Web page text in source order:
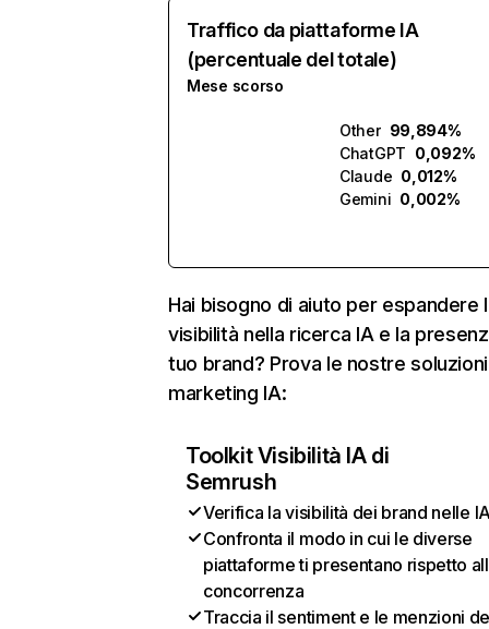
Traffico da piattaforme IA
(percentuale del totale)
Mese scorso
Other 99,894%
ChatGPT 0,092%
Claude 0,012%
Gemini 0,002%
Hai bisogno di aiuto per espandere
visibilità nella ricerca IA e la
tuo brand? Prova le nostre
marketing IA:
Toolkit Visibilità IA di
Semrush
Verifica la visibilità dei brand nelle
Confronta il modo in cui le diverse
piattaforme ti presentano rispetto
concorrenza
Traccia il sentiment e le menzioni